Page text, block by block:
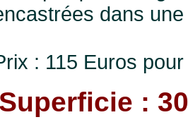
dans
: 115 Euros
Superficie :